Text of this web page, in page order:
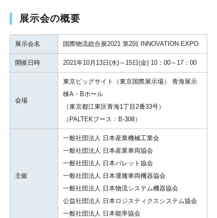
展示会の概要
展示会名 国際物流総合展2021 第2回 INNOVATION EXPO
開催日時 2021年10月13日(水)～15日(金) 10：00～17：00
会場
東京ビッグサイト（東京国際展示場） 青海展示
棟A・Bホール
（東京都江東区青海1丁目2番33号）
（PALTEKブース：B-308）
主催
一般社団法人 日本産業機械工業会
一般社団法人 日本産業車両協会
一般社団法人 日本パレット協会
一般社団法人 日本運搬車両機器協会
一般社団法人 日本物流システム機器協会
公益社団法人 日本ロジスティクスシステム協会
一般社団法人 日本能率協会